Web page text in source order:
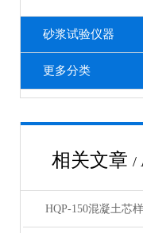
砂浆试验仪器
更多分类
相关文章 /